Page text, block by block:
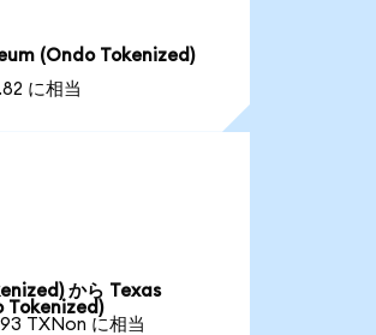
(Ondo Tokenized)
に相当
から Texas
Tokenized)
TXNon に相当